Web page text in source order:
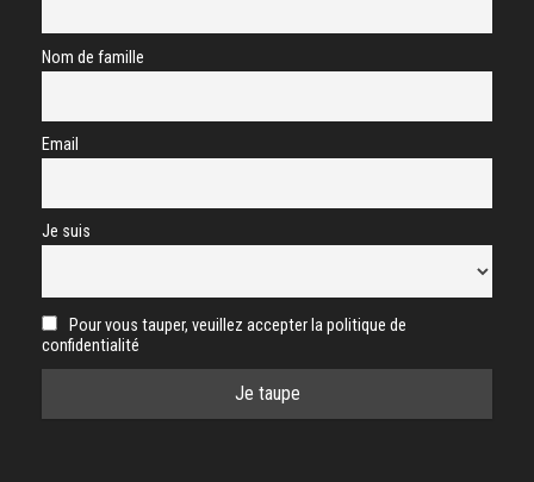
Nom de famille
Email
Je suis
Pour vous tauper, veuillez accepter la politique de
confidentialité